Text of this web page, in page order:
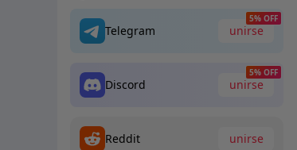
Telegram
5% OFF
unirse
Discord
5% OFF
unirse
Reddit unirse